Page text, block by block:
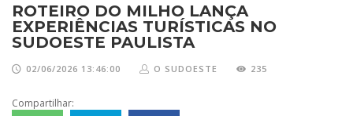
ROTEIRO DO MILHO LANÇA
EXPERIÊNCIAS TURÍSTICAS NO
SUDOESTE PAULISTA
02/06/2026 13:46:00 O SUDOESTE 235
Compartilhar: